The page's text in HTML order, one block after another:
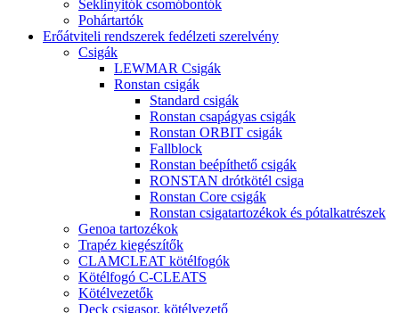
Seklinyitók csomóbontók
Pohártartók
Erőátviteli rendszerek fedélzeti szerelvény
Csigák
LEWMAR Csigák
Ronstan csigák
Standard csigák
Ronstan csapágyas csigák
Ronstan ORBIT csigák
Fallblock
Ronstan beépíthető csigák
RONSTAN drótkötél csiga
Ronstan Core csigák
Ronstan csigatartozékok és pótalkatrészek
Genoa tartozékok
Trapéz kiegészítők
CLAMCLEAT kötélfogók
Kötélfogó C-CLEATS
Kötélvezetők
Deck csigasor, kötélvezető